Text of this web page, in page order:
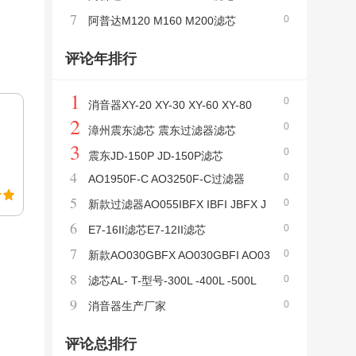
0
7 阿普达M120 M160 M200滤芯
评论年排行
0
1 消音器XY-20 XY-30 XY-60 XY-80
0
2 漳州震东滤芯 震东过滤器滤芯
0
3 震东JD-150P JD-150P滤芯
0
4 AO1950F-C AO3250F-C过滤器
0
5
新款过滤器AO055IBFX IBFI JBFX J
BFI
0
6 E7-16II滤芯E7-12II滤芯
0
7
新款AO030GBFX AO030GBFI AO03
5GBFX AO035GBFI过滤器
0
8 滤芯AL- T-型号-300L -400L -500L
0
9 消音器生产厂家
评论总排行